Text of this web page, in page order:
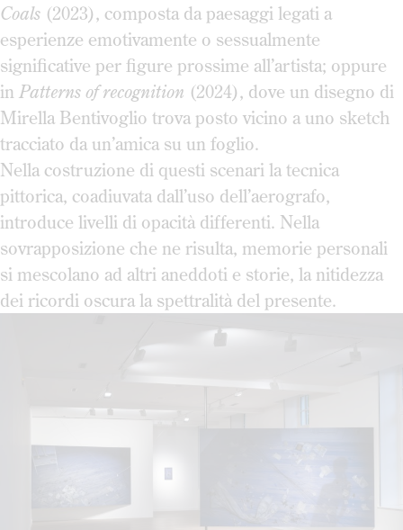
Coals (2023), composta da paesaggi legati a
esperienze emotivamente o sessualmente
significative per figure prossime all’artista; oppure
in Patterns of recognition (2024), dove un disegno di
Mirella Bentivoglio trova posto vicino a uno sketch
tracciato da un’amica su un foglio.
Nella costruzione di questi scenari la tecnica
pittorica, coadiuvata dall’uso dell’aerografo,
introduce livelli di opacità differenti. Nella
sovrapposizione che ne risulta, memorie personali
si mescolano ad altri aneddoti e storie, la nitidezza
dei ricordi oscura la spettralità del presente.